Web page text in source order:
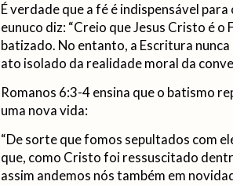
É verdade que a fé é indispensável
eunuco diz: “Creio que Jesus Cristo é o
batizado. No entanto, a Escritura
ato isolado da realidade moral da
Romanos 6:3-4 ensina que o batismo
uma nova vida:
“De sorte que fomos sepultados com
que, como Cristo foi ressuscitado
assim andemos nós também em